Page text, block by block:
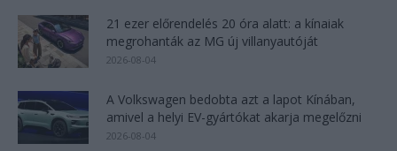
21 ezer előrendelés 20 óra alatt: a kínaiak
megrohanták az MG új villanyautóját
2026-08-04
A Volkswagen bedobta azt a lapot Kínában,
amivel a helyi EV-gyártókat akarja megelőzni
2026-08-04